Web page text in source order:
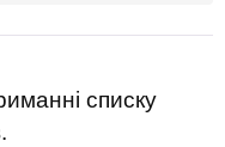
списку